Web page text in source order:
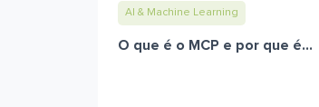
AI & Machine Learning
O que é o MCP e por que é...